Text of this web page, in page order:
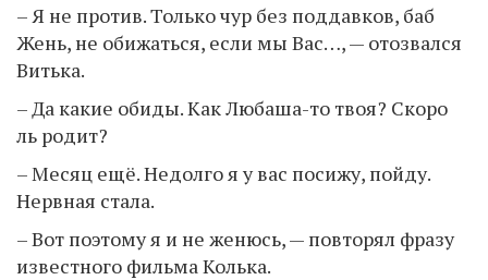
– Я не против. Только чур без поддавков, баб
Жень, не обижаться, если мы Вас…, — отозвался
Витька.
– Да какие обиды. Как Любаша-то твоя? Скоро
ль родит?
– Месяц ещё. Недолго я у вас посижу, пойду.
Нервная стала.
– Вот поэтому я и не женюсь, — повторял фразу
известного фильма Колька.